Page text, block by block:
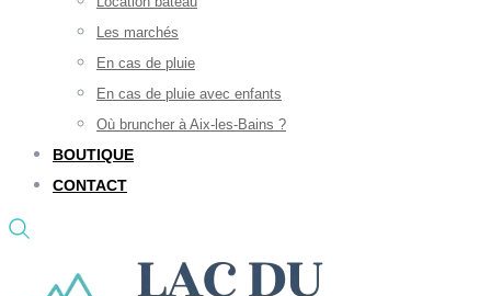
Les marchés
En cas de pluie
En cas de pluie avec enfants
Où bruncher à Aix-les-Bains ?
BOUTIQUE
CONTACT